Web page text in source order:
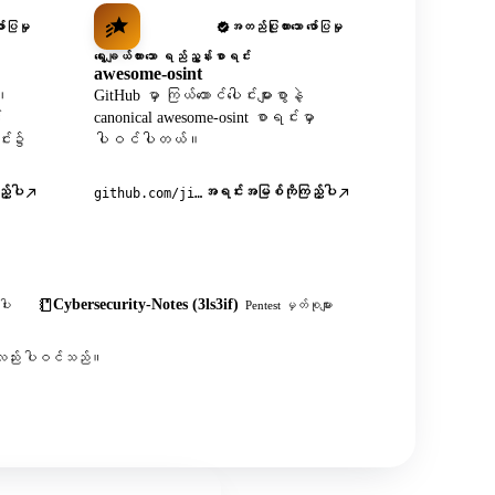
ာ်ပြမှု
း၌
ပါ
အတည်ပြုထားသော ဖော်ပြမှု
ရွေးချယ်ထားသော ရည်ညွှန်းစာရင်း
awesome-osint
GitHub မှာ ကြယ်ထောင်ပေါင်းများစွာနဲ့
canonical awesome-osint စာရင်းမှာ
ပါဝင်ပါတယ်။
github.com/jivoi/awesome-osint အရင်းအမြစ်ကိုကြည့်ပါ
း Cybersecurity-Notes (3ls3if) Pentest မှတ်စုများ
လည်း ပါဝင်သည်။